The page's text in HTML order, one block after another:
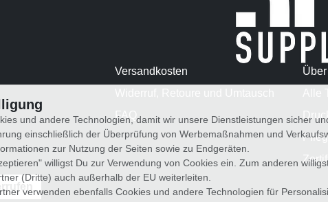
Versandkosten
FAQ
und andere Technologien, damit wir unsere Dienstleistungen sicher
einschließlich der Überprüfung von Werbemaßnahmen und
zur Nutzung der Seiten sowie zu Endgeräten.
willigst Du zur Verwendung von Cookies ein. Zum anderen
(Dritte) auch außerhalb der EU weiterleiten.
verwenden ebenfalls Cookies und andere Technologien für